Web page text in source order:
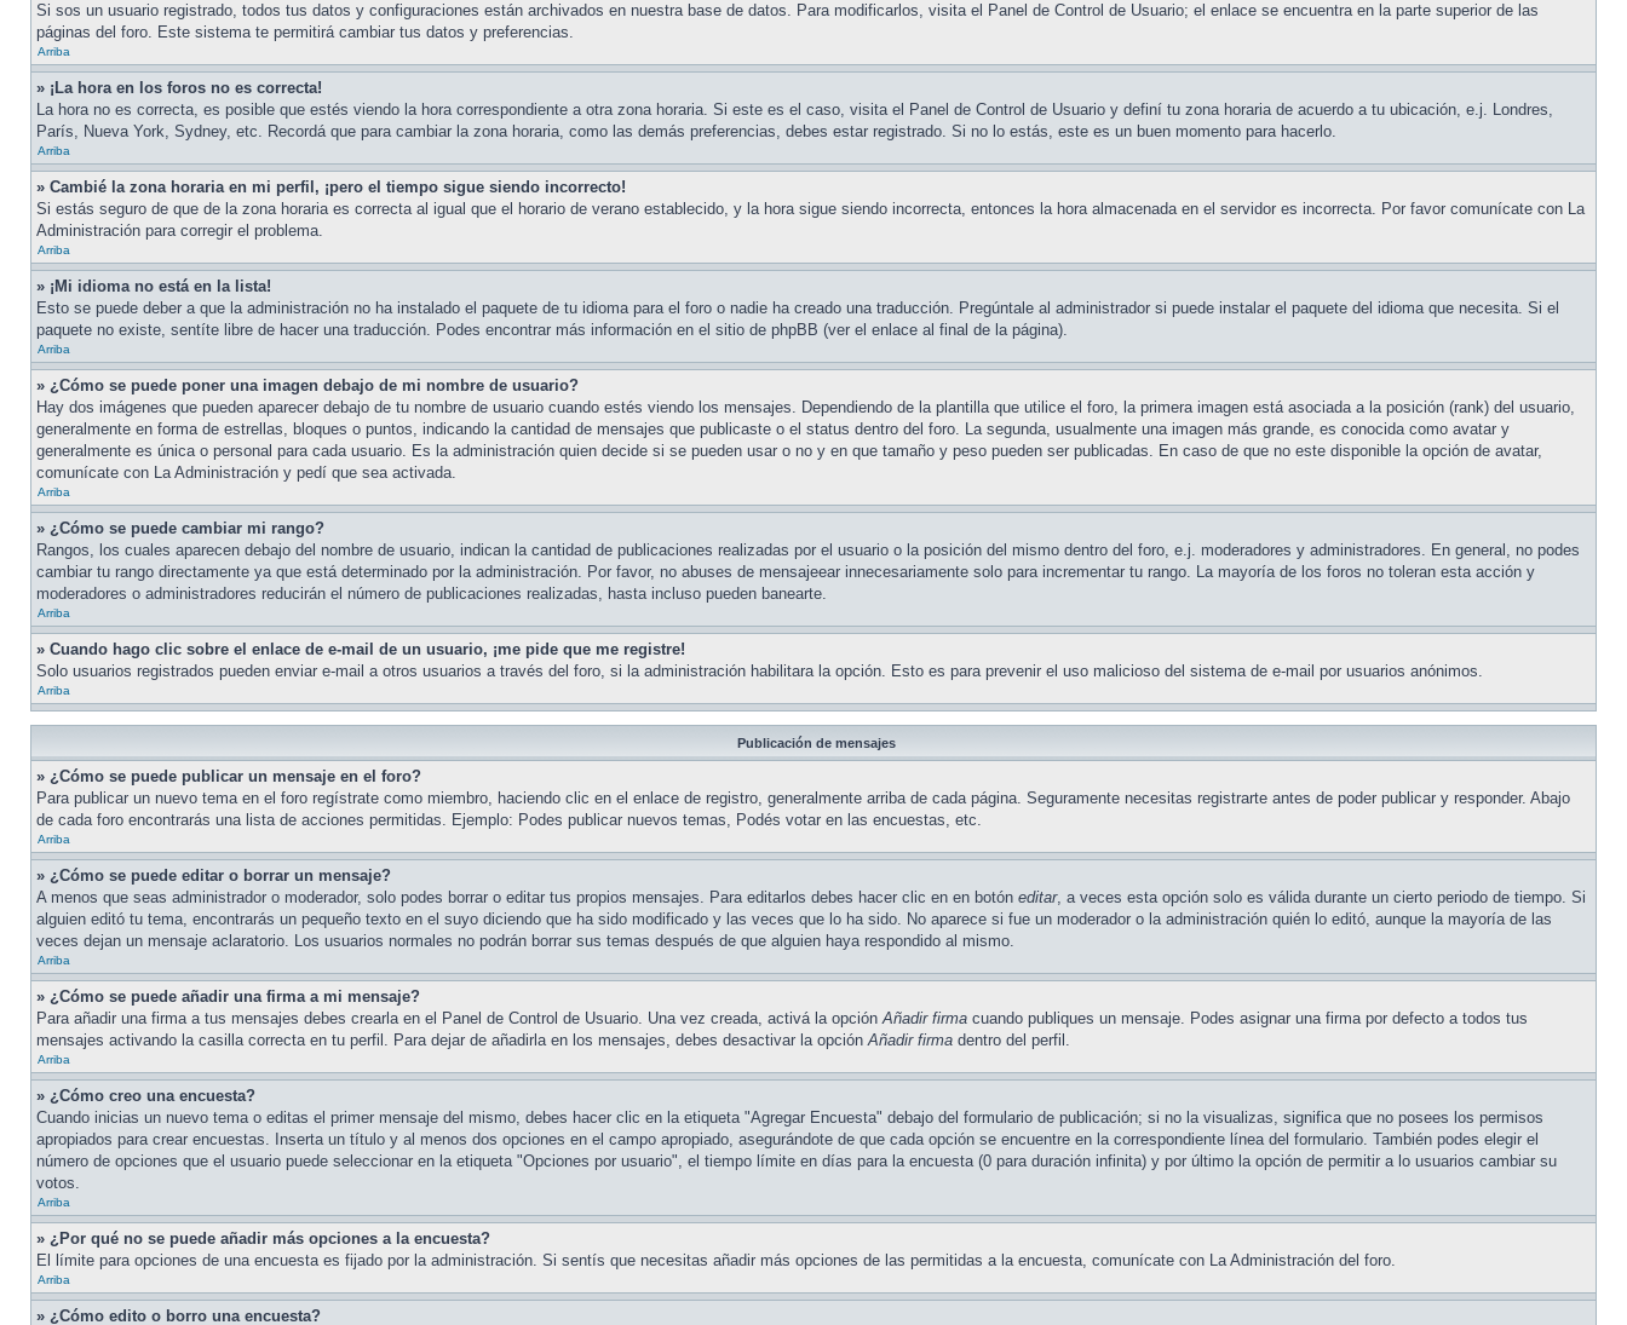
Si sos un usuario registrado, todos tus datos y configuraciones están archivados en nuestra base de datos. Para modificarlos, visita el Panel de Control de Usuario; el enlace se encuentra en la parte superior de las
páginas del foro. Este sistema te permitirá cambiar tus datos y preferencias.
Arriba
» ¡La hora en los foros no es correcta!
La hora no es correcta, es posible que estés viendo la hora correspondiente a otra zona horaria. Si este es el caso, visita el Panel de Control de Usuario y definí tu zona horaria de acuerdo a tu ubicación, e.j. Londres,
París, Nueva York, Sydney, etc. Recordá que para cambiar la zona horaria, como las demás preferencias, debes estar registrado. Si no lo estás, este es un buen momento para hacerlo.
Arriba
» Cambié la zona horaria en mi perfil, ¡pero el tiempo sigue siendo incorrecto!
Si estás seguro de que de la zona horaria es correcta al igual que el horario de verano establecido, y la hora sigue siendo incorrecta, entonces la hora almacenada en el servidor es incorrecta. Por favor comunícate con La
Administración para corregir el problema.
Arriba
» ¡Mi idioma no está en la lista!
Esto se puede deber a que la administración no ha instalado el paquete de tu idioma para el foro o nadie ha creado una traducción. Pregúntale al administrador si puede instalar el paquete del idioma que necesita. Si el
paquete no existe, sentíte libre de hacer una traducción. Podes encontrar más información en el sitio de phpBB (ver el enlace al final de la página).
Arriba
» ¿Cómo se puede poner una imagen debajo de mi nombre de usuario?
Hay dos imágenes que pueden aparecer debajo de tu nombre de usuario cuando estés viendo los mensajes. Dependiendo de la plantilla que utilice el foro, la primera imagen está asociada a la posición (rank) del usuario,
generalmente en forma de estrellas, bloques o puntos, indicando la cantidad de mensajes que publicaste o el status dentro del foro. La segunda, usualmente una imagen más grande, es conocida como avatar y
generalmente es única o personal para cada usuario. Es la administración quien decide si se pueden usar o no y en que tamaño y peso pueden ser publicadas. En caso de que no este disponible la opción de avatar,
comunícate con La Administración y pedí que sea activada.
Arriba
» ¿Cómo se puede cambiar mi rango?
Rangos, los cuales aparecen debajo del nombre de usuario, indican la cantidad de publicaciones realizadas por el usuario o la posición del mismo dentro del foro, e.j. moderadores y administradores. En general, no podes
cambiar tu rango directamente ya que está determinado por la administración. Por favor, no abuses de mensajeear innecesariamente solo para incrementar tu rango. La mayoría de los foros no toleran esta acción y
moderadores o administradores reducirán el número de publicaciones realizadas, hasta incluso pueden banearte.
Arriba
» Cuando hago clic sobre el enlace de e-mail de un usuario, ¡me pide que me registre!
Solo usuarios registrados pueden enviar e-mail a otros usuarios a través del foro, si la administración habilitara la opción. Esto es para prevenir el uso malicioso del sistema de e-mail por usuarios anónimos.
Arriba
Publicación de mensajes
» ¿Cómo se puede publicar un mensaje en el foro?
Para publicar un nuevo tema en el foro regístrate como miembro, haciendo clic en el enlace de registro, generalmente arriba de cada página. Seguramente necesitas registrarte antes de poder publicar y responder. Abajo
de cada foro encontrarás una lista de acciones permitidas. Ejemplo: Podes publicar nuevos temas, Podés votar en las encuestas, etc.
Arriba
» ¿Cómo se puede editar o borrar un mensaje?
A menos que seas administrador o moderador, solo podes borrar o editar tus propios mensajes. Para editarlos debes hacer clic en en botón editar, a veces esta opción solo es válida durante un cierto periodo de tiempo. Si
alguien editó tu tema, encontrarás un pequeño texto en el suyo diciendo que ha sido modificado y las veces que lo ha sido. No aparece si fue un moderador o la administración quién lo editó, aunque la mayoría de las
veces dejan un mensaje aclaratorio. Los usuarios normales no podrán borrar sus temas después de que alguien haya respondido al mismo.
Arriba
» ¿Cómo se puede añadir una firma a mi mensaje?
Para añadir una firma a tus mensajes debes crearla en el Panel de Control de Usuario. Una vez creada, activá la opciónAñadir firma cuando publiques un mensaje. Podes asignar una firma por defecto a todos tus
mensajes activando la casilla correcta en tu perfil. Para dejar de añadirla en los mensajes, debes desactivar la opciónAñadir firma dentro del perfil.
Arriba
» ¿Cómo creo una encuesta?
Cuando inicias un nuevo tema o editas el primer mensaje del mismo, debes hacer clic en la etiqueta "Agregar Encuesta" debajo del formulario de publicación; si no la visualizas, significa que no posees los permisos
apropiados para crear encuestas. Inserta un título y al menos dos opciones en el campo apropiado, asegurándote de que cada opción se encuentre en la correspondiente línea del formulario. También podes elegir el
número de opciones que el usuario puede seleccionar en la etiqueta "Opciones por usuario", el tiempo límite en días para la encuesta (0 para duración infinita) y por último la opción de permitir a lo usuarios cambiar su
votos.
Arriba
» ¿Por qué no se puede añadir más opciones a la encuesta?
El límite para opciones de una encuesta es fijado por la administración. Si sentís que necesitas añadir más opciones de las permitidas a la encuesta, comunícate con La Administración del foro.
Arriba
» ¿Cómo edito o borro una encuesta?